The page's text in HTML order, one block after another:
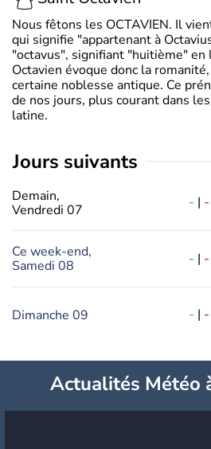
Nous fêtons les OCTAVIEN. Il
qui signifie "appartenant à
"octavus", signifiant "huitième" en
Octavien évoque donc la
certaine noblesse antique. Ce
de nos jours, plus courant dans
latine.
jours suivants
Demain,
Vendredi 07
- | -
Ce week-end,
Samedi 08
- | -
Dimanche 09 - | -
Actualités Météo